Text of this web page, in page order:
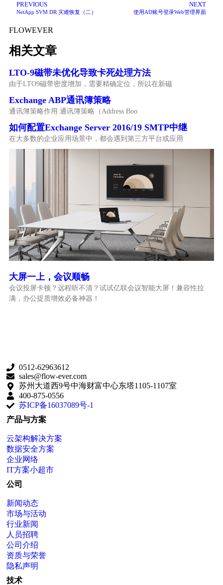
PREVIOUS
NetApp SVM DR 灾难恢复（二）
NEXT
使用AD账号登录Web管理界面
FLOWEVER
相关文章
LTO-9磁带未优化导致卡死处理方法
由于LTO9磁带密度增加，需要精确定位，所以在新磁
Exchange ABP通讯簿策略
通讯簿策略作用 通讯簿策略（Address Boo
如何配置Exchange Server 2016/19 SMTP中继
在大多数的企业应用场景中，都会遇到第三方平台或应用
大屏一上，会议顺畅
会议投屏卡顿？远程听不清？试试亿联会议智能大屏！兼容性拉
满，办公提质增效必备神器！
0512-62963612
sales@flow-ever.com
苏州大道西9号中海财富中心东塔1105-1107室
400-875-0556
苏ICP备16037089号-1
产品与方案
云架构解决方案
数据安全方案
企业网络
IT方案小超市
公司
新闻动态
市场与活动
行业新闻
人员招聘
公司介绍
资质与荣誉
隐私声明
技术